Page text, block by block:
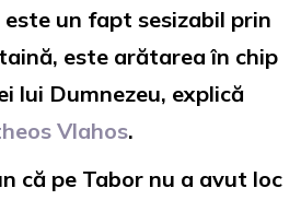
un fapt sesizabil prin
este arătarea în chip
lui Dumnezeu, explică
Vlahos.
că pe Tabor nu a avut loc